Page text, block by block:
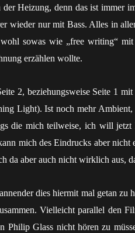
der Heizung, denn das ist immer
wieder nur mit Bass. Alles in
sowas wie „free writing“
erzählen wollte.
2, beziehungsweise Seite 1
Light). Ist noch mehr
die mich teilweise, ich will
mich des Eindrucks aber
da aber auch nicht wirklich aus,
dies hiermit mal getan zu
Vielleicht parallel den
Philip Glass nicht hören zu